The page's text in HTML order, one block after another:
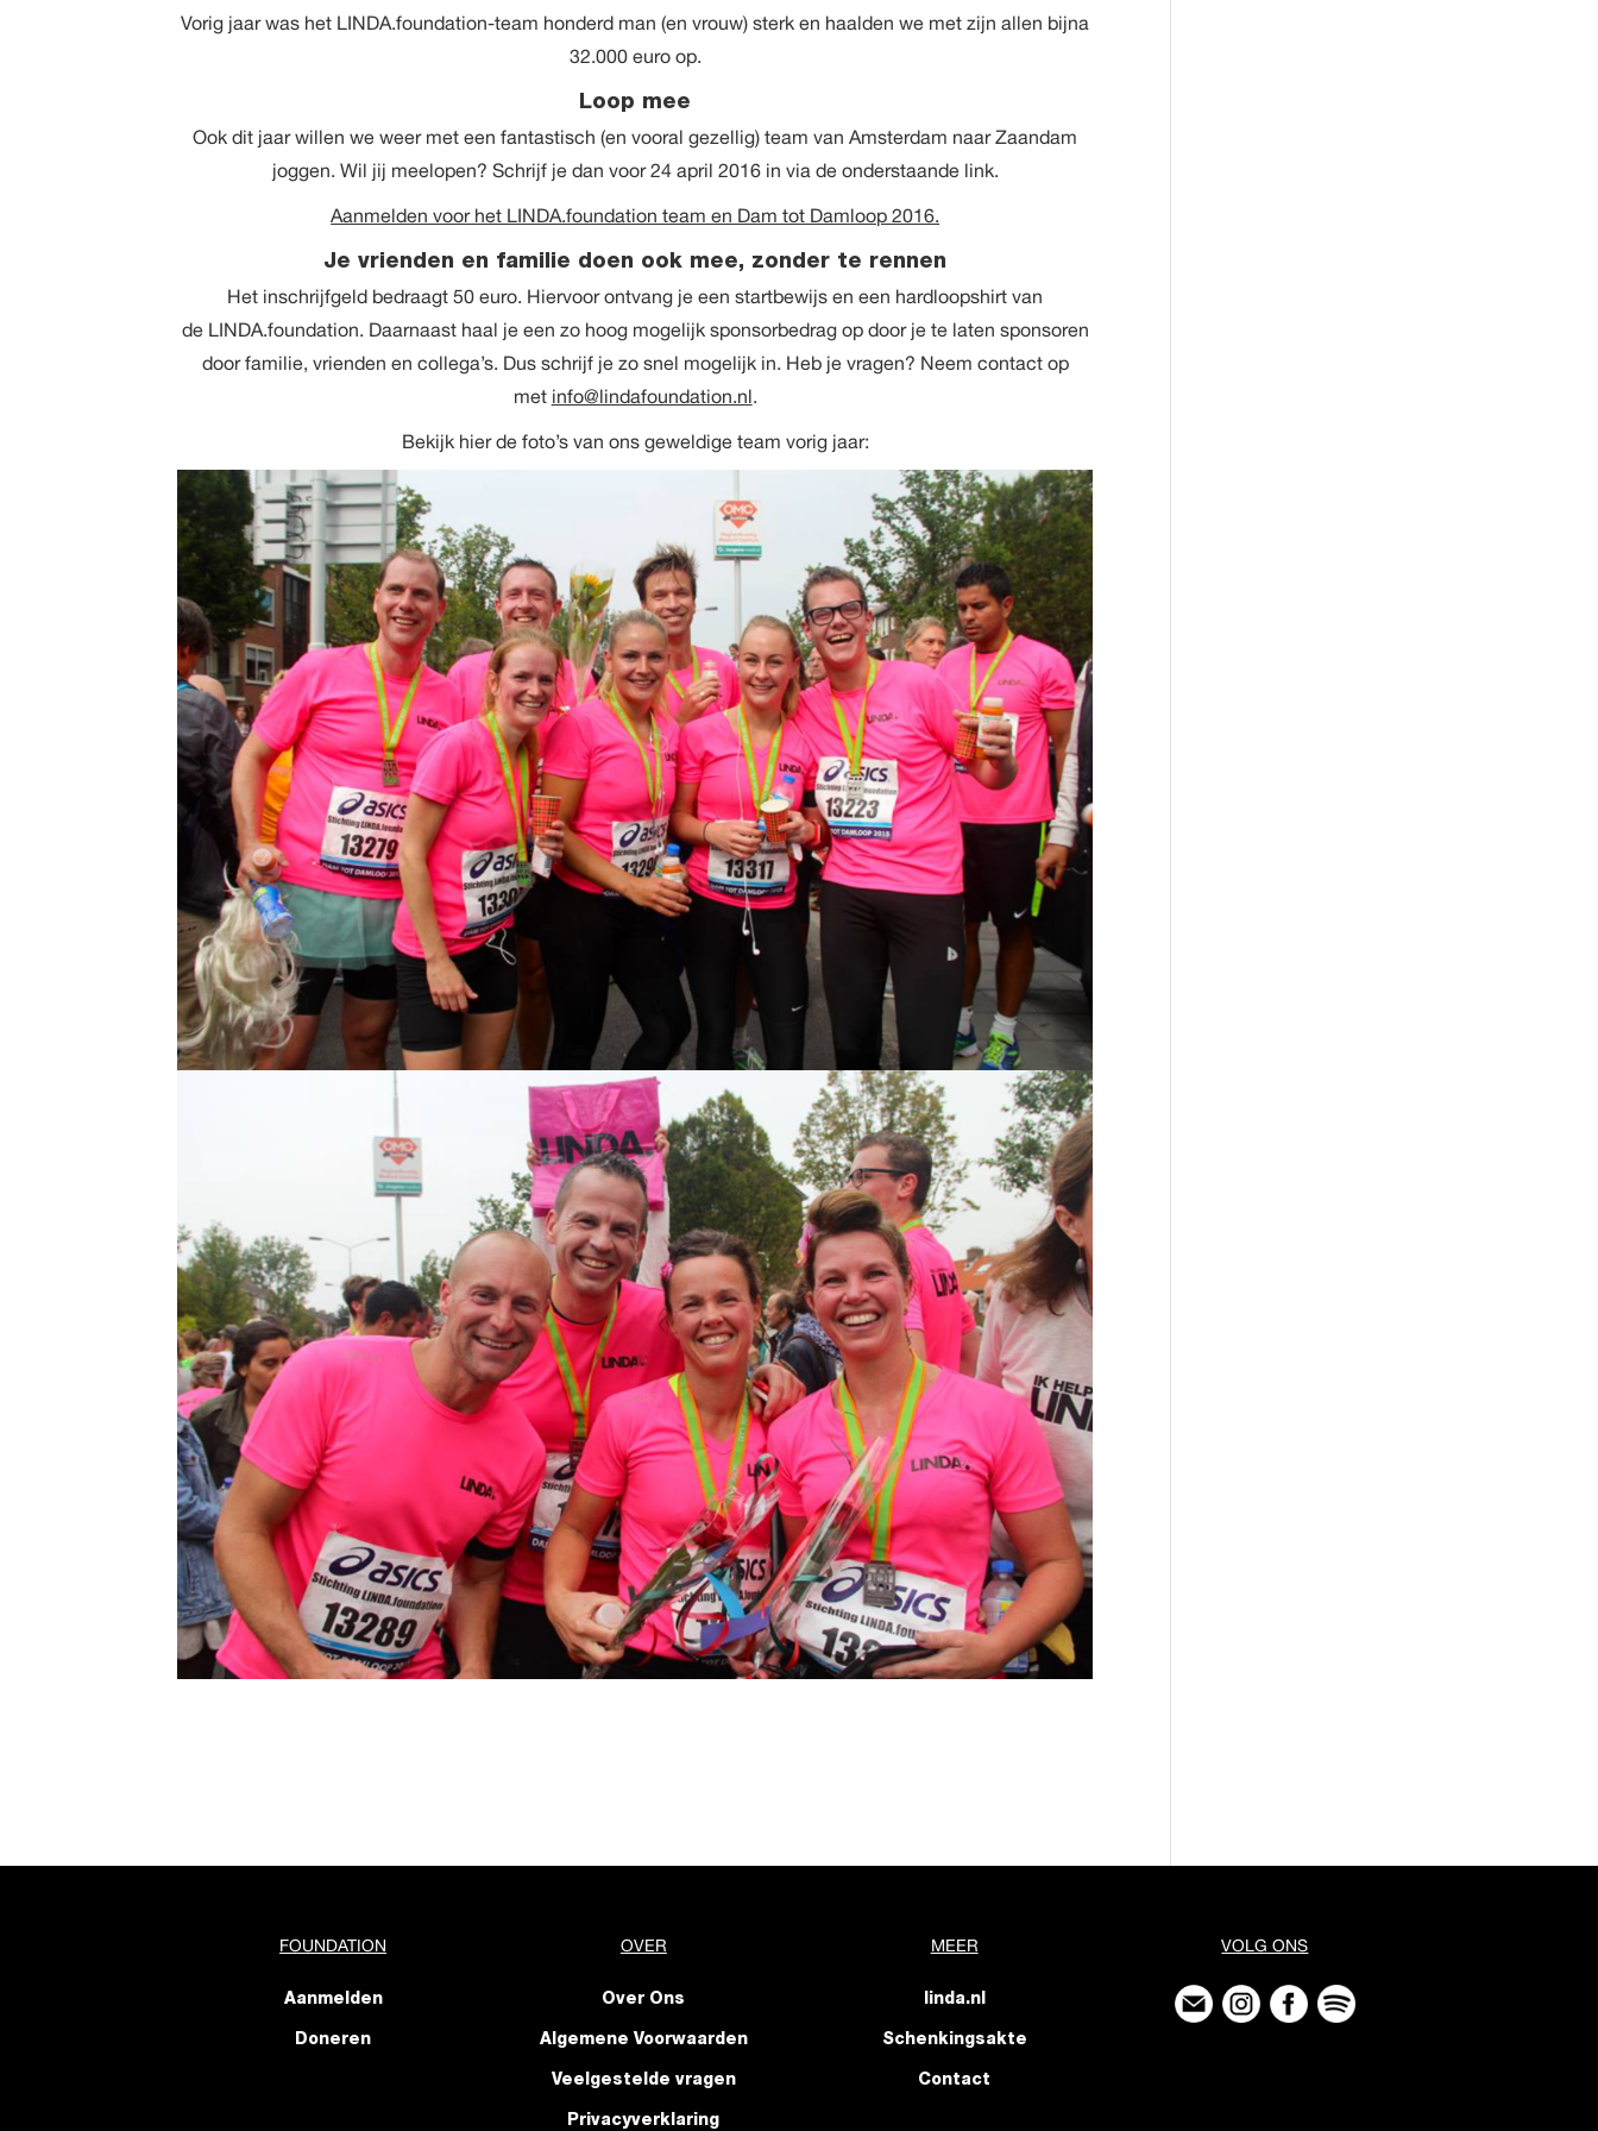
Vorig jaar was het LINDA.foundation-team honderd man (en vrouw) sterk en haalden we met zijn allen bijna
32.000 euro op.
Loop mee
Ook dit jaar willen we weer met een fantastisch (en vooral gezellig) team van Amsterdam naar Zaandam
joggen. Wil jij meelopen? Schrijf je dan voor 24 april 2016 in via de onderstaande link.
Aanmelden voor het LINDA.foundation team en Dam tot Damloop 2016.
Je vrienden en familie doen ook mee, zonder te rennen
Het inschrijfgeld bedraagt 50 euro. Hiervoor ontvang je een startbewijs en een hardloopshirt van
de LINDA.foundation. Daarnaast haal je een zo hoog mogelijk sponsorbedrag op door je te laten sponsoren
door familie, vrienden en collega’s. Dus schrijf je zo snel mogelijk in. Heb je vragen? Neem contact op
met info@lindafoundation.nl.
Bekijk hier de foto’s van ons geweldige team vorig jaar:
FOUNDATION
Aanmelden
Doneren
OVER
Over Ons
Algemene Voorwaarden
Veelgestelde vragen
Privacyverklaring
MEER
linda.nl
Schenkingsakte
Contact
VOLG ONS